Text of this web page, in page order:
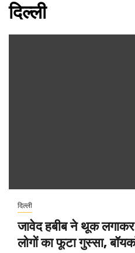
दिल्ली
दिल्ली
जावेद हबीब ने थूक
लोगों का फूटा गुस्सा,